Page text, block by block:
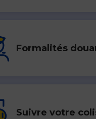
Formalités
Suivre votre